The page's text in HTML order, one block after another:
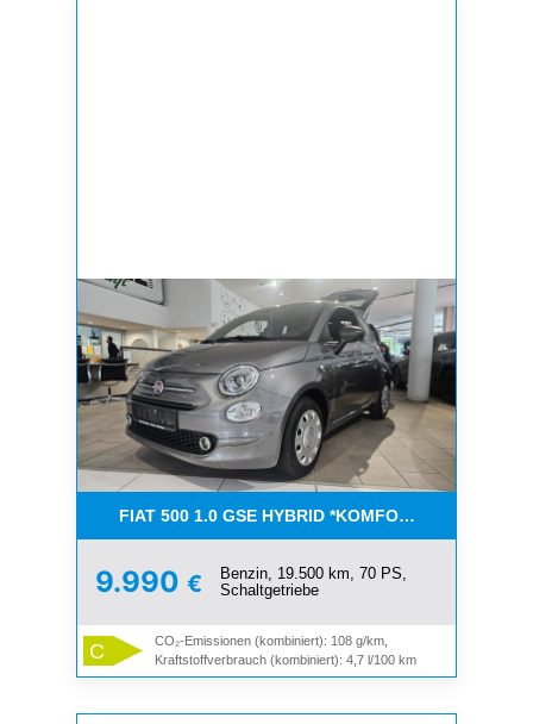
FIAT 500 1.0 GSE HYBRID *KOMFORT PAKET*CAR-
9.990 €
Benzin, 19.500 km, 70 PS,
Schaltgetriebe
C
CO₂-Emissionen (kombiniert): 108 g/km,
Kraftstoffverbrauch (kombiniert): 4,7 l/100 km